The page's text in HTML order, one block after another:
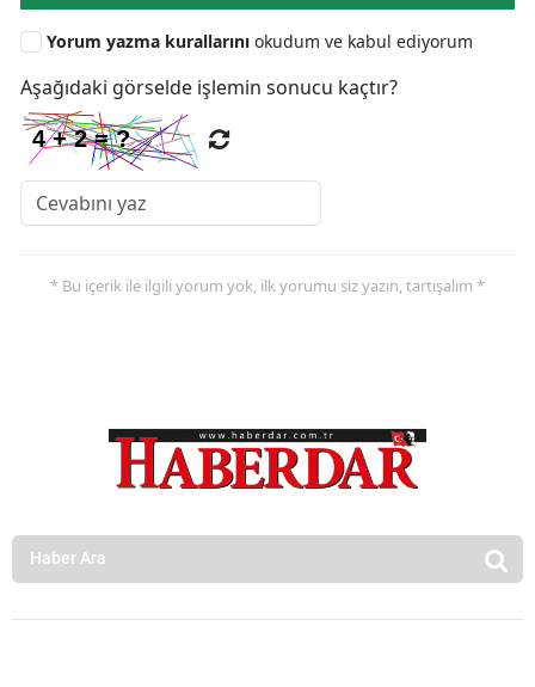
Yorum yazma kurallarını okudum ve kabul ediyorum
Aşağıdaki görselde işlemin sonucu kaçtır?
* Bu içerik ile ilgili yorum yok, ilk yorumu siz yazın, tartışalım *